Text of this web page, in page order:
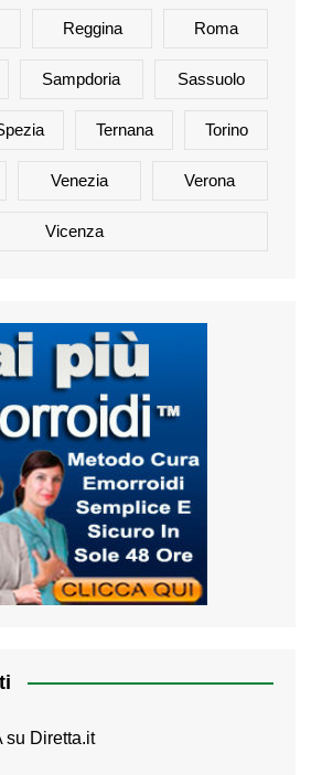
Reggina Roma
Sampdoria Sassuolo
Ternana Torino
Venezia Verona
Vicenza
su Diretta.it